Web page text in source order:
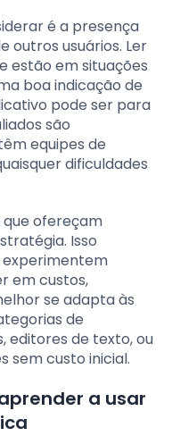
é a presença
outros usuários. Ler
estão em situações
boa indicação de
pode ser para
são
equipes de
dificuldades
ofereçam
Isso
experimentem
em custos,
se adapta às
de
editores de texto, ou
sem custo inicial.
a usar